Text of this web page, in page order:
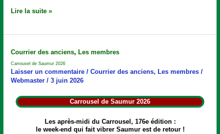
Lire la suite »
Courrier des anciens,Les membres
Carrousel de Saumur 2026
Laisser un commentaire /Courrier des anciens,Les membres /
Webmaster/3 juin 2026
Carrousel de Saumur 2026
Les après-midi du Carrousel, 176e édition :
le week-end qui fait vibrer Saumur est de retour !
Carrousel
Saumur
2026